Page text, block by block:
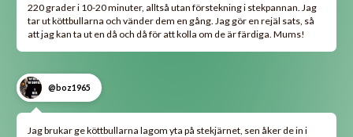
220 grader i 10-20 minuter, alltså utan förstekning i stekpannan. Jag
tar ut köttbullarna och vänder dem en gång. Jag gör en rejäl sats, så
att jag kan ta ut en då och då för att kolla om de är färdiga. Mums!
@boz1965
Jag brukar ge köttbullarna lagom yta på stekjärnet, sen åker de in i